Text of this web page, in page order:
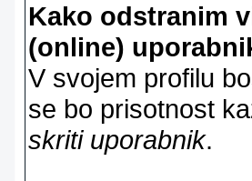
Kako odstranim
(online)
V svojem profilu
se bo prisotnost
skriti uporabnik.